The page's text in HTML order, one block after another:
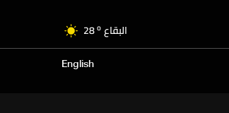
البقاع 28o
الجنوب 28o
29
English